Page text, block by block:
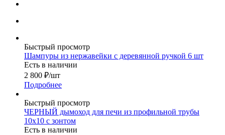
Быстрый просмотр
Шампуры из нержавейки с деревянной ручкой 6 шт
Есть в наличии
2 800 ₽/шт
Подробнее
Быстрый просмотр
ЧЕРНЫЙ дымоход для печи из профильной трубы
10х10 с зонтом
Есть в наличии